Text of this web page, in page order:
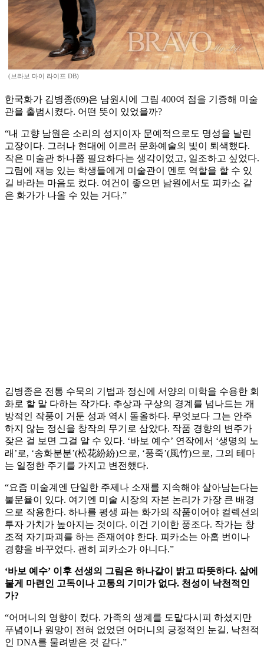
(브라보 마이 라이프 DB)
한국화가 김병종(69)은 남원시에 그림 400여 점을 기증해 미술
관을 출범시켰다. 어떤 뜻이 있었을까?
“내 고향 남원은 소리의 성지이자 문예적으로도 명성을 날린
고장이다. 그러나 현대에 이르러 문화예술의 빛이 퇴색했다.
작은 미술관 하나쯤 필요하다는 생각이었고, 일조하고 싶었다.
그림에 재능 있는 학생들에게 미술관이 멘토 역할을 할 수 있
길 바라는 마음도 컸다. 여건이 좋으면 남원에서도 피카소 같
은 화가가 나올 수 있는 거다.”
김병종은 전통 수묵의 기법과 정신에 서양의 미학을 수용한 회
화로 할 말 다하는 작가다. 추상과 구상의 경계를 넘나드는 개
방적인 작풍이 거둔 성과 역시 돌올하다. 무엇보다 그는 안주
하지 않는 정신을 창작의 무기로 삼았다. 작품 경향의 변주가
잦은 걸 보면 그걸 알 수 있다. ‘바보 예수’ 연작에서 ‘생명의 노
래’로, ‘송화분분’(松花紛紛)으로, ‘풍죽’(風竹)으로, 그의 테마
는 일정한 주기를 가지고 변전했다.
“요즘 미술계엔 단일한 주제나 소재를 지속해야 살아남는다는
불문율이 있다. 여기엔 미술 시장의 자본 논리가 가장 큰 배경
으로 작용한다. 하나를 평생 파는 화가의 작품이어야 컬렉션의
투자 가치가 높아지는 것이다. 이건 기이한 풍조다. 작가는 창
조적 자기파괴를 하는 존재여야 한다. 피카소는 아홉 번이나
경향을 바꾸었다. 괜히 피카소가 아니다.”
‘바보 예수’ 이후 선생의 그림은 하나같이 밝고 따뜻하다. 삶에
붙게 마련인 고독이나 고통의 기미가 없다. 천성이 낙천적인
가?
“어머니의 영향이 컸다. 가족의 생계를 도맡다시피 하셨지만
푸념이나 원망이 전혀 없었던 어머니의 긍정적인 눈길, 낙천적
인 DNA를 물려받은 것 같다.”